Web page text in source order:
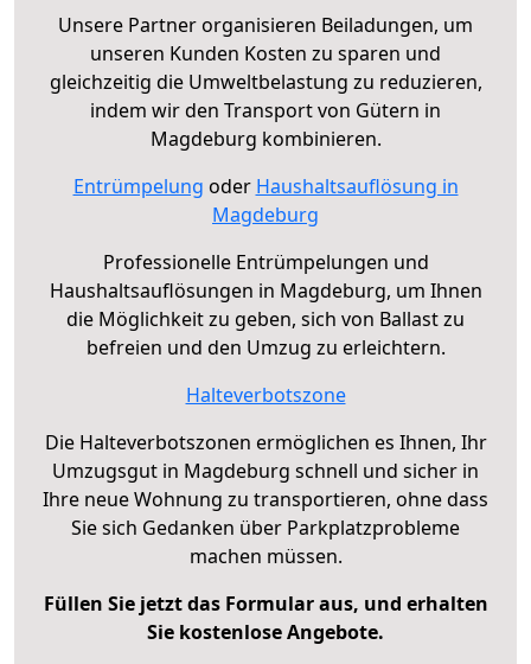
Unsere Partner organisieren Beiladungen, um
unseren Kunden Kosten zu sparen und
gleichzeitig die Umweltbelastung zu reduzieren,
indem wir den Transport von Gütern in
Magdeburg kombinieren.
Entrümpelung oder Haushaltsauflösung in
Magdeburg
Professionelle Entrümpelungen und
Haushaltsauflösungen in Magdeburg, um Ihnen
die Möglichkeit zu geben, sich von Ballast zu
befreien und den Umzug zu erleichtern.
Halteverbotszone
Die Halteverbotszonen ermöglichen es Ihnen, Ihr
Umzugsgut in Magdeburg schnell und sicher in
Ihre neue Wohnung zu transportieren, ohne dass
Sie sich Gedanken über Parkplatzprobleme
machen müssen.
Füllen Sie jetzt das Formular aus, und erhalten
Sie kostenlose Angebote.